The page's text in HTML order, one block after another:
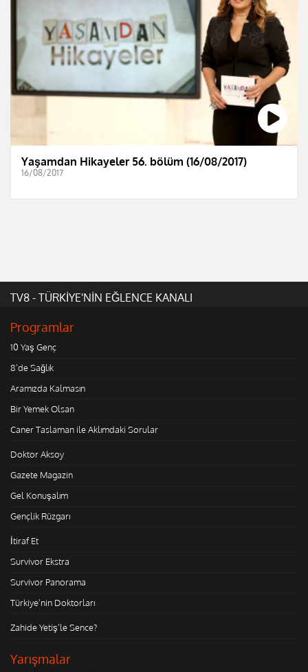
Yaşamdan Hikayeler 56. bölüm (16/08/2017)
16/08/2017
TV8 - TÜRKİYE'NİN EĞLENCE KANALI
Programlar
10 Yaş Genç
8'de Sağlık
Aramızda Kalmasın
Bir Yemek Olsan
Caner Taslaman ile Aklımdaki Sorular
Doktor Aksoy
Gazete Magazin
Gel Konuşalım
Gençlik Rüzgarı
İtiraf Et
Survivor Ekstra
Survivor Panorama
Türkiye'nin Doktorları
Zahide Yetiş'le Sence?
Yarışmalar